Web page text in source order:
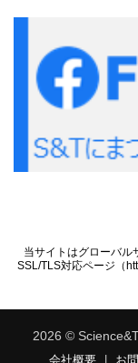
当サイトはグローバル
SSL/TLS対応ページ（
2026 ©